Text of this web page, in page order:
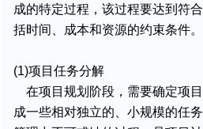
成的特定过程，该过程要达到符
括时间、成本和资源的约束条件。
(1)项目任务分解
在项目规划阶段，需要确定项
成一些相对独立的、小规模的任